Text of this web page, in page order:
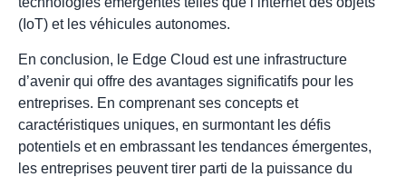
(IoT) et les véhicules autonomes.
En conclusion, le Edge Cloud est une infrastructure
d’avenir qui offre des avantages significatifs pour les
entreprises. En comprenant ses concepts et
caractéristiques uniques, en surmontant les défis
potentiels et en embrassant les tendances émergentes,
les entreprises peuvent tirer parti de la puissance du